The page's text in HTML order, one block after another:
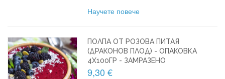
Научете повече
ПОЛПА ОТ РОЗОВА ПИТАЯ
(ДРАКОНОВ ПЛОД) - ОПАКОВКА
4X100ГР - ЗАМРАЗЕНО
9,30 €